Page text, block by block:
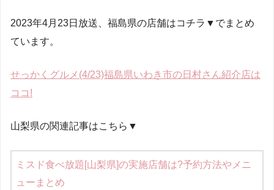
2023年4月23日放送、福島県の店舗はコチラ▼でまとめ
ています。
せっかくグルメ(4/23)福島県いわき市の日村さん紹介店は
ココ!
山梨県の関連記事はこちら▼
ミスド食べ放題[山梨県]の実施店舗は?予約方法やメニ
ューまとめ